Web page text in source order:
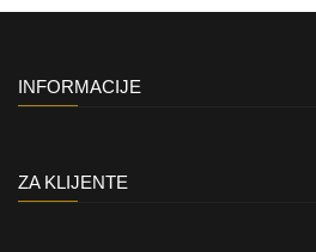
INFORMACIJE
ZA KLIJENTE